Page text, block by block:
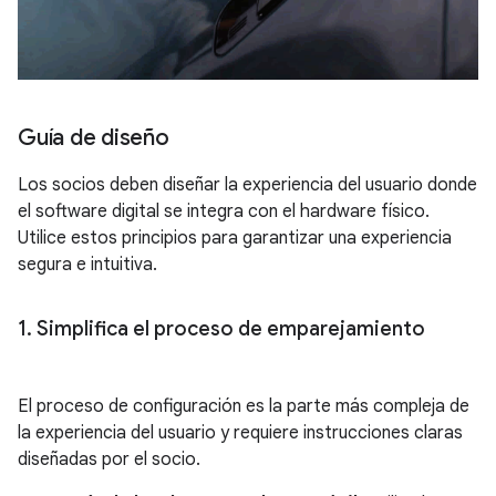
Guía de diseño
Los socios deben diseñar la experiencia del usuario donde
el software digital se integra con el hardware físico.
Utilice estos principios para garantizar una experiencia
segura e intuitiva.
1. Simplifica el proceso de emparejamiento
El proceso de configuración es la parte más compleja de
la experiencia del usuario y requiere instrucciones claras
diseñadas por el socio.